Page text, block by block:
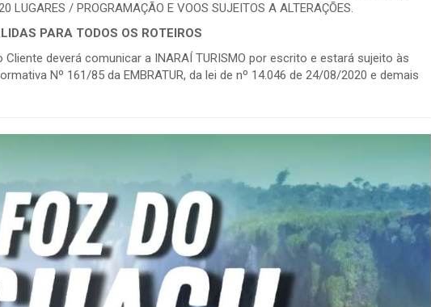
LUGARES / PROGRAMAÇÃO E VOOS SUJEITOS A ALTERAÇÕES.
PARA TODOS OS ROTEIROS
deverá comunicar a INARAÍ TURISMO por escrito e estará sujeito às
Nº 161/85 da EMBRATUR, da lei de nº 14.046 de 24/08/2020 e demais